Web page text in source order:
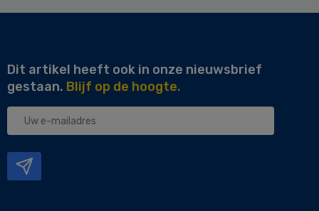
Dit artikel heeft ook in onze nieuwsbrief
gestaan. Blijf op de hoogte.
Uw